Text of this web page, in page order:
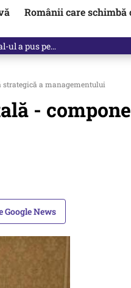
Românii care
ul a pus pe…
strategică a managementului
-
Google News